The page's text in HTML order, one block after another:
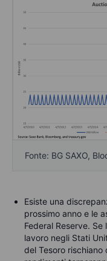
Fonte: BG SAXO,
Esiste una
prossimo anno e le
Federal Reserve.
lavoro negli Stati
del Tesoro